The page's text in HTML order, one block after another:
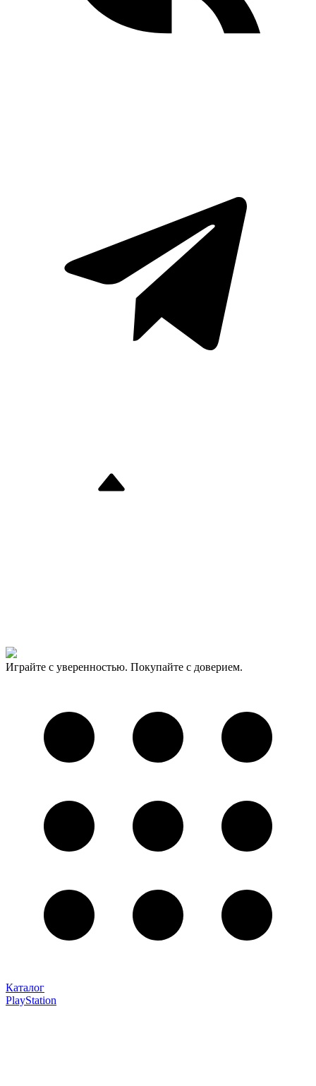
Играйте с уверенностью. Покупайте с доверием.
Каталог
PlayStation